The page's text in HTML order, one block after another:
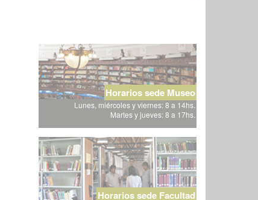
Horarios sede Museo
Lunes, miércoles y viernes: 8 a 14hs.
Martes y jueves: 8 a 17hs.
Horarios sede Facultad